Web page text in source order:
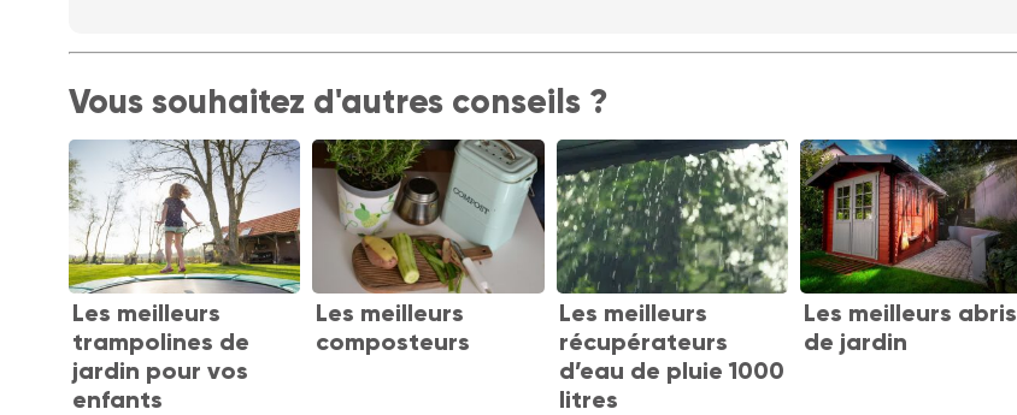
Vous souhaitez d'autres conseils ?
Les meilleurs
trampolines de
jardin pour vos
enfants
Les meilleurs
composteurs
Les meilleurs
récupérateurs
d’eau de pluie 1000
litres
Les meilleurs abris
de jardin